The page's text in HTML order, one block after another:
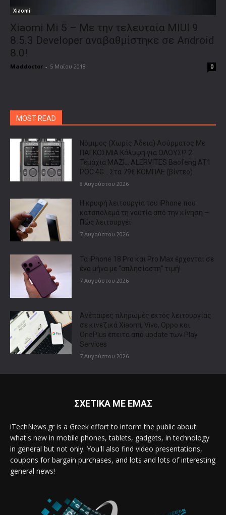
Xiaomi
Xiaomi Mi 5 – Με την τελευταία MIUI 9
8.5.3 Developer αναβαθμίστηκε σε Android
8.0!
Maddoctor - 5 Μαΐου 2018 0
MOST READ
Νόμιμος (Χωρίς Άδεια) Ασύρματος Με
ΠΑΓΚΟΣΜΙΑ Κάλυψη για ΟΛΟΥΣ!? 2
Τεμάχια ΜΑΖΙ… ALERVITES Baofeng AT1
POC 4G… Στα 79€ ΚΟΜΠΛΕ (βίντεο)
8 Αυγούστου 2026
Η κρυφή λειτουργία του iPhone που
καταπολεμά τη ναυτία από την κίνηση –
Πώς λειτουργεί
7 Αυγούστου 2026
Τα iPhone 18 Pro και Pro Max έρχονται σε
ένα μήνα με “απλησίαστη” τιμή!
7 Αυγούστου 2026
Ανέπαφες πληρωμές εκτός λειτουργίας
σε κινεζικά Xiaomi, Vivo, Oppo και
OnePlus έπειτα από update των Play
Services
7 Αυγούστου 2026
ΣΧΕΤΙΚΑ ΜΕ ΕΜΑΣ
iTechNews.gr is a Greek effort to inform the public about
what's new in mobile phones, tablets, gadgets, in technology
in general but not only. You'll also find video presentations,
coupons for bargain purchases, and lots and lots of interesting
general news!